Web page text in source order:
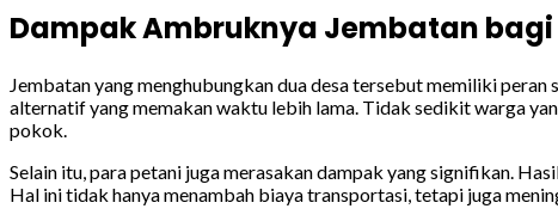
Dampak Ambruknya Jembatan
Jembatan yang menghubungkan dua desa tersebut memiliki
alternatif yang memakan waktu lebih lama. Tidak sedikit warga
pokok.
Selain itu, para petani juga merasakan dampak yang signifikan.
Hal ini tidak hanya menambah biaya transportasi, tetapi juga